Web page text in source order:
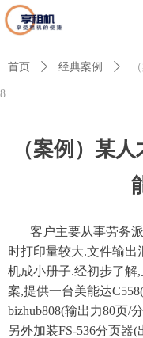
首页 ꄲ 经典案例 ꄲ
8
（案例）某
客户主要从事劳务派
时打印量较大.文件输出
机成小册子.经初步了解
案,提供一台美能达
bizhub808(输出力80页/
另外加装FS-536分页器